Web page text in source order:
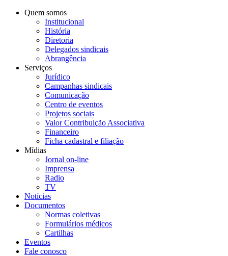
Quem somos
Institucional
História
Diretoria
Delegados sindicais
Abrangência
Serviços
Jurídico
Campanhas sindicais
Comunicação
Centro de eventos
Projetos sociais
Valor Contribuição Associativa
Financeiro
Ficha cadastral e filiação
Mídias
Jornal on-line
Imprensa
Radio
TV
Notícias
Documentos
Normas coletivas
Formulários médicos
Cartilhas
Eventos
Fale conosco